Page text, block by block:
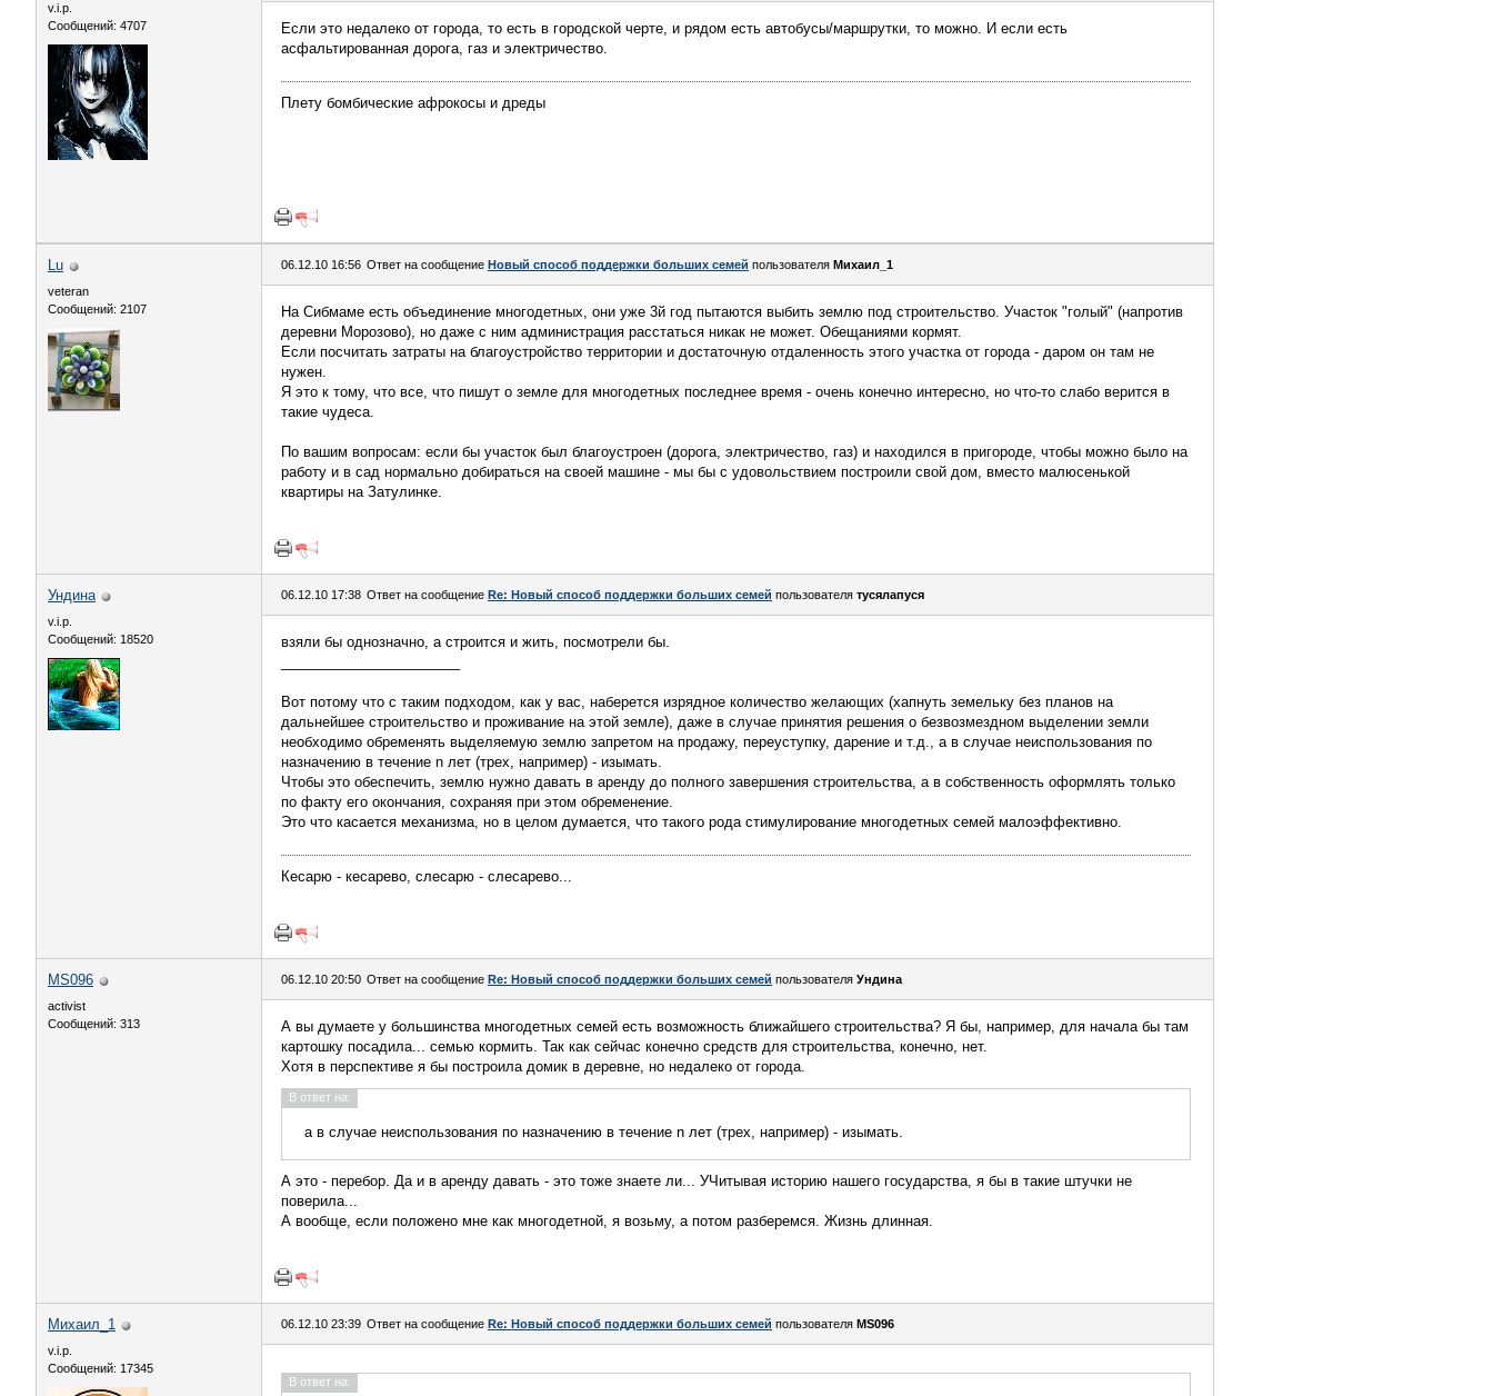
v.i.p.
Сообщений: 4707
Если это недалеко от города, то есть в городской черте, и рядом есть автобусы/маршрутки, то можно. И если есть
асфальтированная дорога, газ и электричество.
Плету бомбические афрокосы и дреды
Lu
veteran
Сообщений: 2107
06.12.10 16:56 Ответ на сообщение Новый способ поддержки больших семей пользователя Михаил_1
На Сибмаме есть объединение многодетных, они уже 3й год пытаются выбить землю под строительство. Участок "голый" (напротив
деревни Морозово), но даже с ним администрация расстаться никак не может. Обещаниями кормят.
Если посчитать затраты на благоустройство территории и достаточную отдаленность этого участка от города - даром он там не
нужен.
Я это к тому, что все, что пишут о земле для многодетных последнее время - очень конечно интересно, но что-то слабо верится в
такие чудеса.
По вашим вопросам: если бы участок был благоустроен (дорога, электричество, газ) и находился в пригороде, чтобы можно было на
работу и в сад нормально добираться на своей машине - мы бы с удовольствием построили свой дом, вместо малюсенькой
квартиры на Затулинке.
Ундина
v.i.p.
Сообщений: 18520
06.12.10 17:38 Ответ на сообщение Re: Новый способ поддержки больших семей пользователя тусялапуся
взяли бы однозначно, а строится и жить, посмотрели бы.
Вот потому что с таким подходом, как у вас, наберется изрядное количество желающих (хапнуть земельку без планов на
дальнейшее строительство и проживание на этой земле), даже в случае принятия решения о безвозмездном выделении земли
необходимо обременять выделяемую землю запретом на продажу, переуступку, дарение и т.д., а в случае неиспользования по
назначению в течение n лет (трех, например) - изымать.
Чтобы это обеспечить, землю нужно давать в аренду до полного завершения строительства, а в собственность оформлять только
по факту его окончания, сохраняя при этом обременение.
Это что касается механизма, но в целом думается, что такого рода стимулирование многодетных семей малоэффективно.
Кесарю - кесарево, слесарю - слесарево...
MS096
activist
Сообщений: 313
06.12.10 20:50 Ответ на сообщение Re: Новый способ поддержки больших семей пользователя Ундина
А вы думаете у большинства многодетных семей есть возможность ближайшего строительства? Я бы, например, для начала бы там
картошку посадила... семью кормить. Так как сейчас конечно средств для строительства, конечно, нет.
Хотя в перспективе я бы построила домик в деревне, но недалеко от города.
В ответ на:
а в случае неиспользования по назначению в течение n лет (трех, например) - изымать.
А это - перебор. Да и в аренду давать - это тоже знаете ли... УЧитывая историю нашего государства, я бы в такие штучки не
поверила...
А вообще, если положено мне как многодетной, я возьму, а потом разберемся. Жизнь длинная.
Михаил_1
v.i.p.
Сообщений: 17345
06.12.10 23:39 Ответ на сообщение Re: Новый способ поддержки больших семей пользователя MS096
В ответ на: